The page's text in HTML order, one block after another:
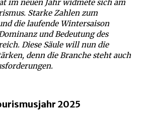
im neuen Jahr widmete sich am
Starke Zahlen zum
die laufende Wintersaison
und Bedeutung des
Diese Säule will nun die
denn die Branche steht auch
2025